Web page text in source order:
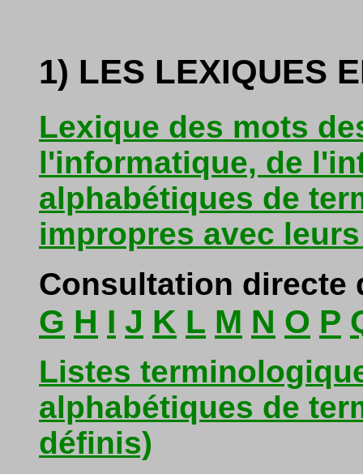
1) LES LEXIQUES
Lexique des mots
l'informatique, de
alphabétiques de
impropres avec
Consultation directe
G H I J K L M N O P
Listes
alphabétiques de
définis)